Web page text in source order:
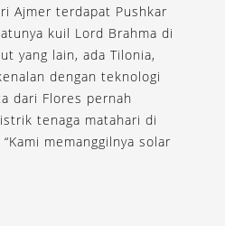
Ajmer terdapat Pushkar
kuil Lord Brahma di
yang lain, ada Tilonia,
dengan teknologi
dari Flores pernah
tenaga matahari di
memanggilnya solar